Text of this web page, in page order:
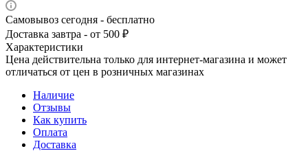
Самовывоз сегодня - бесплатно
Доставка завтра - от 500 ₽
Характеристики
Цена действительна только для интернет-магазина и может
отличаться от цен в розничных магазинах
Наличие
Отзывы
Как купить
Оплата
Доставка